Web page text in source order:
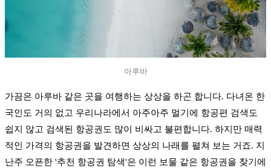
아루바
가끔은 아루바 같은 곳을 여행하는 상상을 하곤 합니다. 다녀온 한
국인도 거의 없고 우리나라에서 아주아주 멀기에 항공편 검색도
쉽지 않고 검색된 항공권도 많이 비싸고 불편합니다. 하지만 매력
적인 가격의 항공권을 발견하면 상상의 나래를 펼쳐 보는 거죠. 지
난주 오픈한 '추천 항공권 탐색'은 이런 보물 같은 항공권을 찾기에